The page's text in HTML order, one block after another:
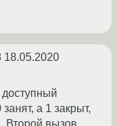
18.05.2020
а 1 закрыт,
Второй вызов